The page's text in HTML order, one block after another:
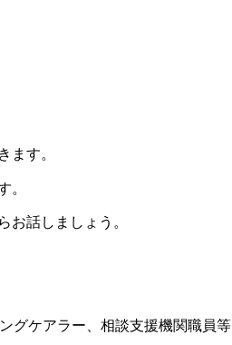
ます。
。
お話しましょう。
グケアラー、相談支援機関職員等